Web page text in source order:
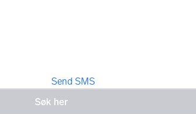
Send SMS